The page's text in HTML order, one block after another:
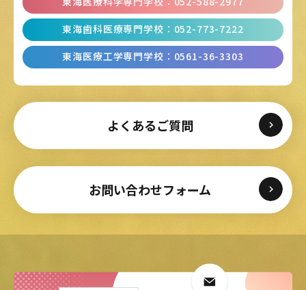
よくあるご質問
お問い合わせフォーム
東海歯科医療専門学校 ： 052-773-7222
東海医療工学専門学校 ： 0561-36-3303